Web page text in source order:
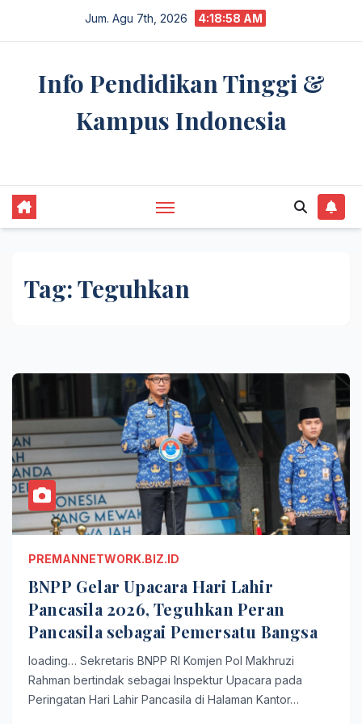
Jum. Agu 7th, 2026 4:18:58 AM
Info Pendidikan Tinggi &
Kampus Indonesia
Tag:Teguhkan
PREMANNETWORK.BIZ.ID
BNPP Gelar Upacara Hari Lahir
Pancasila 2026, Teguhkan Peran
Pancasila sebagai Pemersatu Bangsa
loading… Sekretaris BNPP RI Komjen Pol Makhruzi
Rahman bertindak sebagai Inspektur Upacara pada
Peringatan Hari Lahir Pancasila di Halaman Kantor…